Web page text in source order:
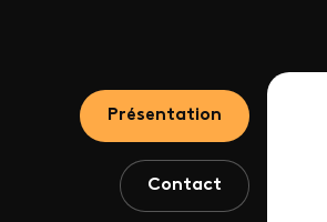
Présentation
Contact